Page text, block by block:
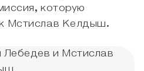
которую
Мстислав Келдыш.